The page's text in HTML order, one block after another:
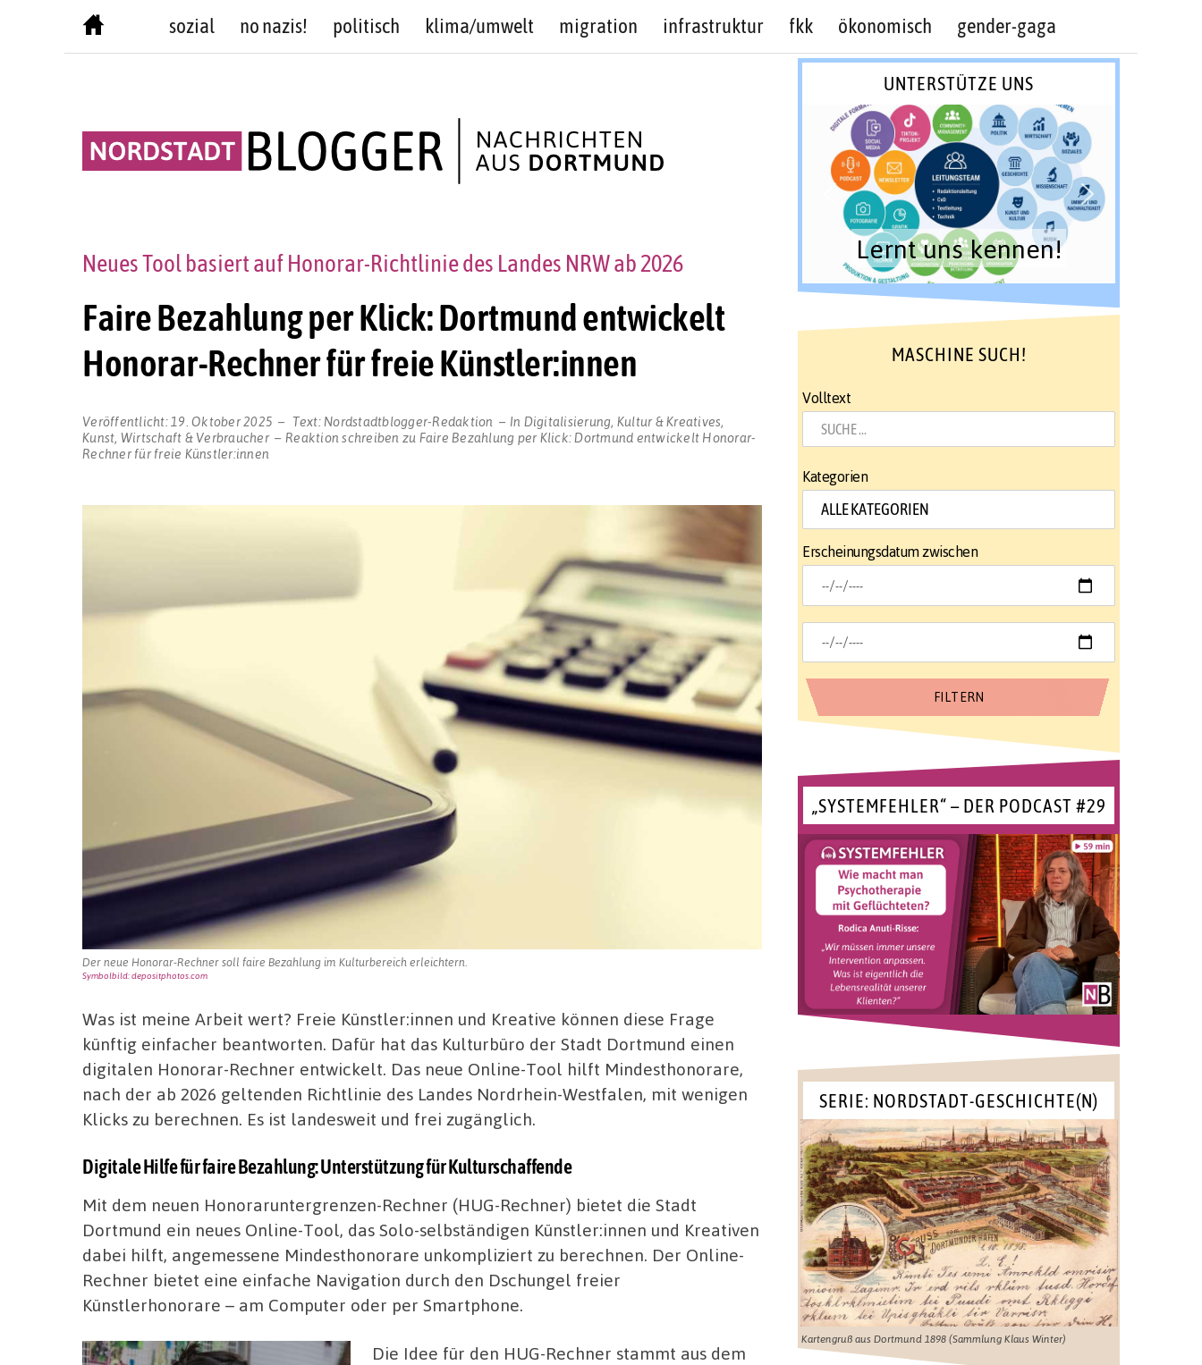
sozial no nazis! politisch klima/umwelt migration infrastruktur fkk ökonomisch gender-gaga
Faire Bezahlung per Klick: Dortmund entwickelt
Honorar-Rechner für freie Künstler:innen
Neues Tool basiert auf Honorar-Richtlinie des Landes NRW ab 2026
Veröffentlicht: 19. Oktober 2025 Text: Nordstadtblogger-Redaktion In Digitalisierung Kultur & Kreatives
Kunst Wirtschaft & Verbraucher Reaktion schreiben zu Faire Bezahlung per Klick: Dortmund entwickelt Honorar-
Rechner für freie Künstler:innen
Der neue Honorar-Rechner soll faire Bezahlung im Kulturbereich erleichtern.
Symbolbild: depositphotos.com
Was ist meine Arbeit wert? Freie Künstler:innen und Kreative können diese Frage
künftig einfacher beantworten. Dafür hat das Kulturbüro der Stadt Dortmund einen
digitalen Honorar-Rechner entwickelt. Das neue Online-Tool hilft Mindesthonorare,
nach der ab 2026 geltenden Richtlinie des Landes Nordrhein-Westfalen, mit wenigen
Klicks zu berechnen. Es ist landesweit und frei zugänglich.
Digitale Hilfe für faire Bezahlung: Unterstützung für Kulturschaffende
Mit dem neuen Honoraruntergrenzen-Rechner (HUG-Rechner) bietet die Stadt
Dortmund ein neues Online-Tool, das Solo-selbständigen Künstler:innen und Kreativen
dabei hilft, angemessene Mindesthonorare unkompliziert zu berechnen. Der Online-
Rechner bietet eine einfache Navigation durch den Dschungel freier
Künstlerhonorare – am Computer oder per Smartphone.
Die Idee für den HUG-Rechner stammt aus dem
UNTERSTÜTZE UNS
Lernt uns kennen!
MASCHINE SUCH!
Volltext
Kategorien
Erscheinungsdatum zwischen
„SYSTEMFEHLER“ – DER PODCAST #29
SERIE: NORDSTADT-GESCHICHTE(N)
Kartengruß aus Dortmund 1898 (Sammlung Klaus Winter)